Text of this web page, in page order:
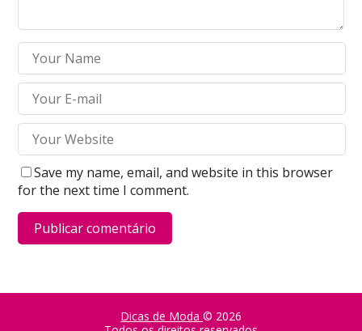
Save my name, email, and website in this browser
for the next time I comment.
Dicas de Moda © 2026